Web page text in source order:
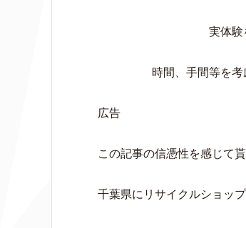
実体験
時間、手間等を
広告
この記事の信憑性を感じて
千葉県にリサイクルショッ